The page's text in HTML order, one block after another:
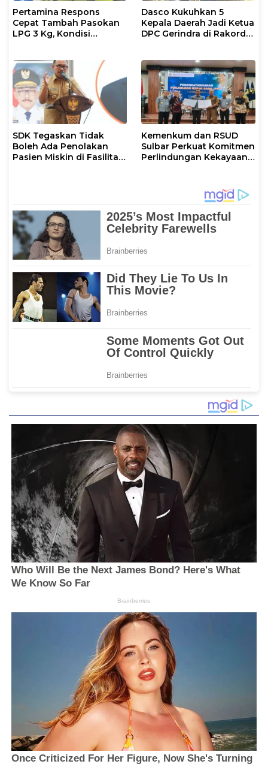
Pertamina Respons
Cepat Tambah Pasokan
LPG 3 Kg, Kondisi
Dasco Kukuhkan 5
Kepala Daerah Jadi Ketua
DPC Gerindra di Rakorda
SDK Tegaskan Tidak
Boleh Ada Penolakan
Pasien Miskin di Fasilitas
Kemenkum dan RSUD
Sulbar Perkuat Komitmen
Perlindungan Kekayaan